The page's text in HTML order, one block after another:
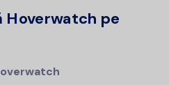
Hoverwatch pe